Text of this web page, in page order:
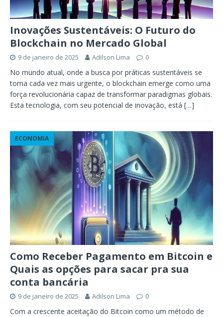
Inovações Sustentáveis: O Futuro do
Blockchain no Mercado Global
9 de janeiro de 2025 Adilson Lima 0
No mundo atual, onde a busca por práticas sustentáveis se
torna cada vez mais urgente, o blockchain emerge como uma
força revolucionária capaz de transformar paradigmas globais.
Esta tecnologia, com seu potencial de inovação, está […]
ECONOMIA
Como Receber Pagamento em Bitcoin e
Quais as opções para sacar pra sua
conta bancária
9 de janeiro de 2025 Adilson Lima 0
Com a crescente aceitação do Bitcoin como um método de